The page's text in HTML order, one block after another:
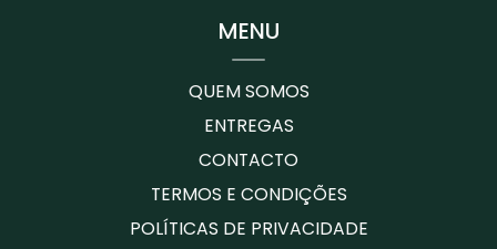
MENU
QUEM SOMOS
ENTREGAS
CONTACTO
TERMOS E CONDIÇÕES
POLÍTICAS DE PRIVACIDADE